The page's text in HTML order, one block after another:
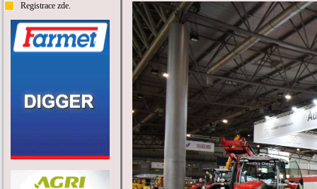
Registrace zde.